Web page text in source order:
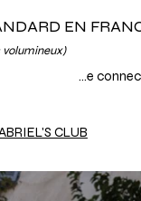
EN
Se
CLUB